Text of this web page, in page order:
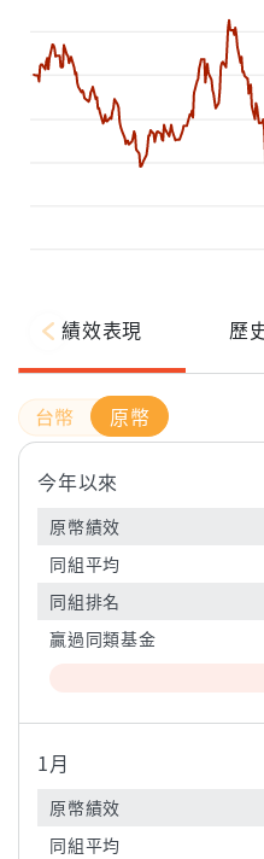
績效表現 歷
原幣
今年以來
原幣績效
同組平均
同組排名
贏過同類基金
1月
原幣績效
同組平均